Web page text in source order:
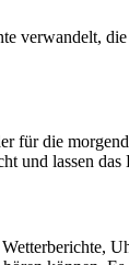
verwandelt,
für die
und lassen